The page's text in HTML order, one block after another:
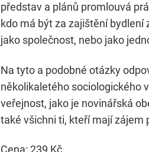
představ a plánů promlouvá
kdo má být za zajištění bydlení
jako společnost, nebo jako
Na tyto a podobné otázky
několikaletého sociologického
veřejnost, jako je novinářská
také všichni ti, kteří mají zájem
Cena: 239 Kč